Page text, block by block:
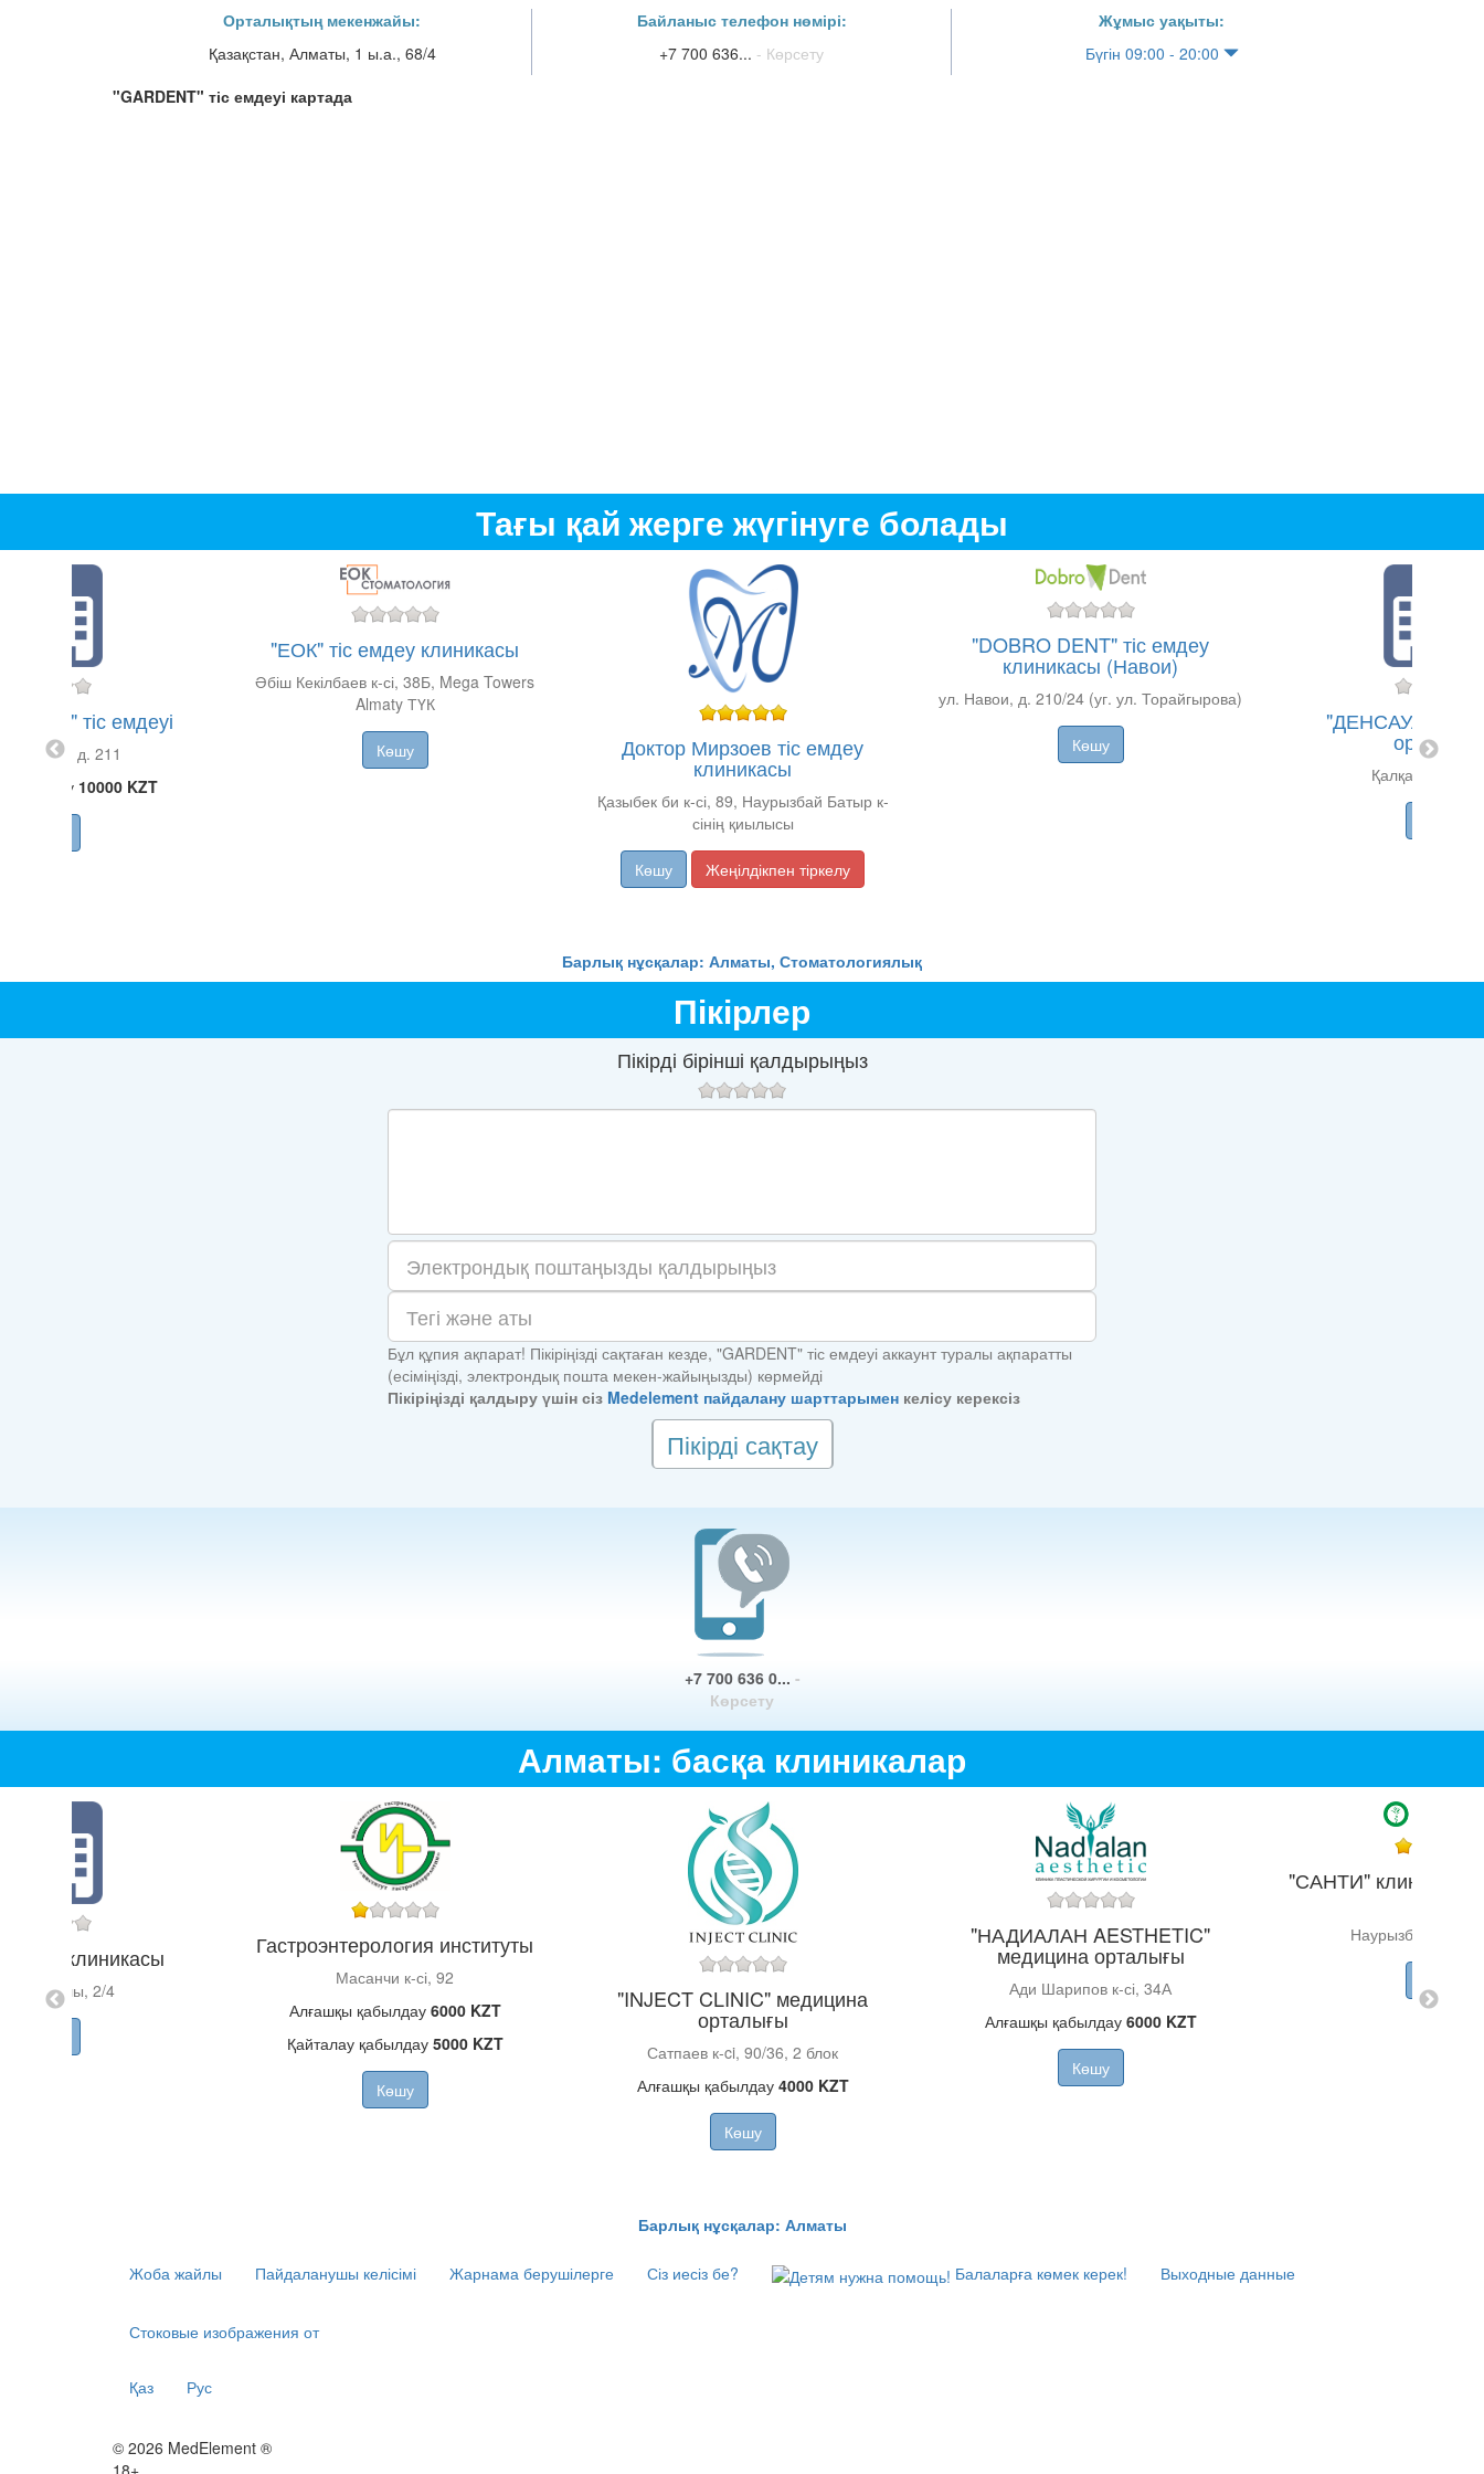
Орталықтың мекенжайы:
Қазақстан, Алматы, 1 ы.а., 68/4
Байланыс телефон нөмірі:
+7 700 636... - Көрсету
Жұмыс уақыты:
Бүгін 09:00 - 20:00
"GARDENT" тіс емдеуі картада
Тағы қай жерге жүгінуге болады
тіс емдеуі
д. 211
10000 KZT
"ЕОК" тіс емдеу клиникасы
Әбіш Кекілбаев к-сі, 38Б, Mega Towers
Almaty ТҮК
Көшу Доктор Мирзоев тіс емдеу
клиникасы
Қазыбек би к-сі, 89, Наурызбай Батыр к-
сінің қиылысы
Көшу Жеңілдікпен тіркелу
"DOBRO DENT" тіс емдеу
клиникасы (Навои)
ул. Навои, д. 210/2​4 (уг. ул. Торайгырова)
Көшу
"ДЕНСАУЛЫҚ"
орталығы
Қалқаман ы.а.,
Барлық нұсқалар: Алматы, Стоматологиялық
Пікірлер
Пікірді бірінші қалдырыңыз
Бұл құпия ақпарат! Пікіріңізді сақтаған кезде, "GARDENT" тіс емдеуі аккаунт туралы ақпаратты
(есіміңізді, электрондық пошта мекен-жайыңызды) көрмейді
Пікіріңізді қалдыру үшін сіз Medelement пайдалану шарттарымен келісу керексіз
Пікірді сақтау
+7 700 636 0... -
Көрсету
Алматы: басқа клиникалар
клиникасы
д-лы, 2/4
Гастроэнтерология институты
Масанчи к-сі, 92
Алғашқы қабылдау 6000 KZT
Қайталау қабылдау 5000 KZT
Көшу
"INJECT CLINIC" медицина
орталығы
Сатпаев к-ci, 90/36, 2 блок
Алғашқы қабылдау 4000 KZT
Көшу
"НАДИАЛАН AESTHETIC"
медицина орталығы
Ади Шарипов к-сі, 34А
Алғашқы қабылдау 6000 KZT
Көшу
"САНТИ" клиникасы
Наурызбай Батыр
Барлық нұсқалар: Алматы
Жоба жайлы Пайдаланушы келісімі Жарнама берушілерге Сіз иесіз бе? Балаларға көмек керек! Выходные данные
Стоковые изображения от
Қаз Рус
© 2026 MedElement ®
18+